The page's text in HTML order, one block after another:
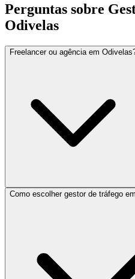
Perguntas sobre
Odivelas
Freelancer ou agência em
Como escolher gestor de tráfego